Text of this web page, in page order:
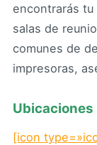
encontrarás
salas de
comunes de
impresoras,
Ubicaciones
[icon